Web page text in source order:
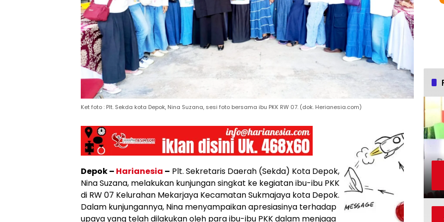
Ket foto : Plt. Sekda kota Depok, Nina Suzana, sesi foto bersama ibu PKK RW 07. (dok. Herianesia.com)
Depok – Harianesia – Plt. Sekretaris Daerah (Sekda) Kota Depok,
Nina Suzana, melakukan kunjungan singkat ke kegiatan ibu-ibu PKK
di RW 07 Kelurahan Mekarjaya Kecamatan Sukmajaya kota Depok.
Dalam kunjungannya, Nina menyampaikan apresiasinya terhadap
upaya yang telah dilakukan oleh para ibu-ibu PKK dalam menjaga